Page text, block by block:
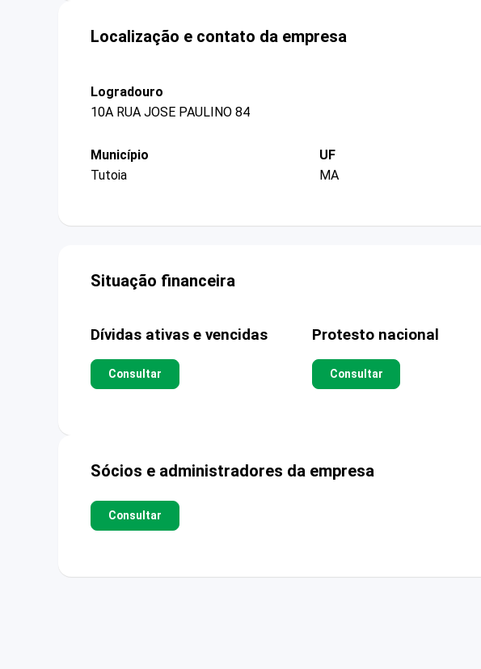
Localização e contato da empresa
Logradouro
10A RUA JOSE PAULINO 84
Município
Tutoia
UF
MA
Situação financeira
Dívidas ativas e vencidas
Consultar
Protesto nacional
Consultar
Sócios e administradores da empresa
Consultar